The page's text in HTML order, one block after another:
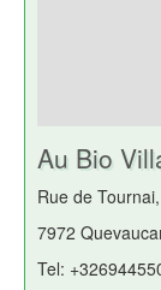
Au Bio
Rue de
7972
Tel: